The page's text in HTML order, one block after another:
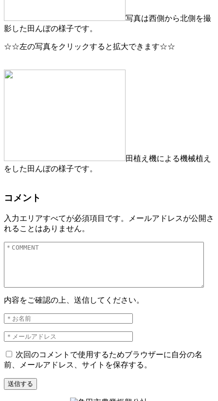
写真は西側から北側を撮
影した田んぼの様子です。
☆☆左の写真をクリックすると拡大できます☆☆
田植え機による機械植え
をした田んぼの様子です。
コメント
入力エリアすべてが必須項目です。メールアドレスが公開さ
れることはありません。
内容をご確認の上、送信してください。
次回のコメントで使用するためブラウザーに自分の名
前、メールアドレス、サイトを保存する。